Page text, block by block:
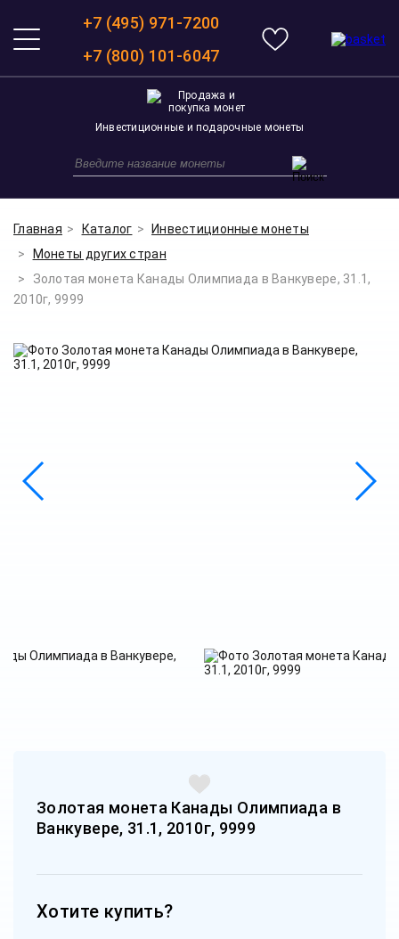
+7 (495) 971-7200
+7 (800) 101-6047
Инвестиционные и подарочные монеты
Главная Каталог
Инвестиционные монеты
Монеты других стран
Золотая монета Канады Олимпиада в Ванкувере, 31.1,
2010г, 9999
Золотая монета Канады Олимпиада в
Ванкувере, 31.1, 2010г, 9999
Хотите купить?